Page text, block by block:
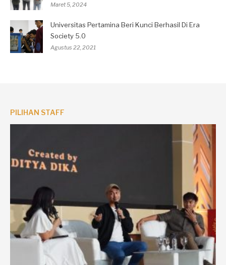
Maret 5, 2024
Universitas Pertamina Beri Kunci Berhasil Di Era
Society 5.0
Agustus 22, 2021
PILIHAN STAFF